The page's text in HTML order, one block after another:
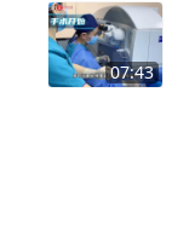
07:43